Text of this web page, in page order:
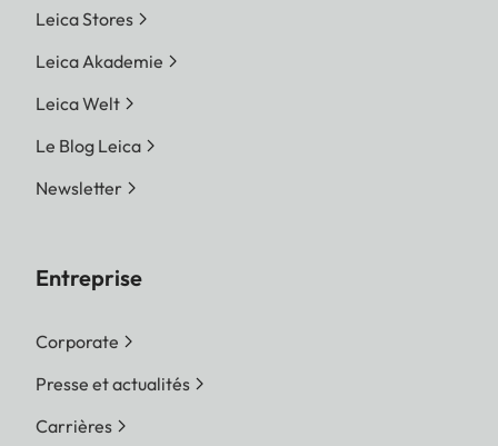
Leica Stores
Leica Akademie
Leica Welt
Le Blog Leica
Newsletter
Entreprise
Corporate
Presse et actualités
Carrières